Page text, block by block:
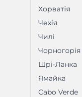
Хорватія
Чехія
Чилі
Чорногорія
Шрі-Ланка
Ямайка
Cabo Verde